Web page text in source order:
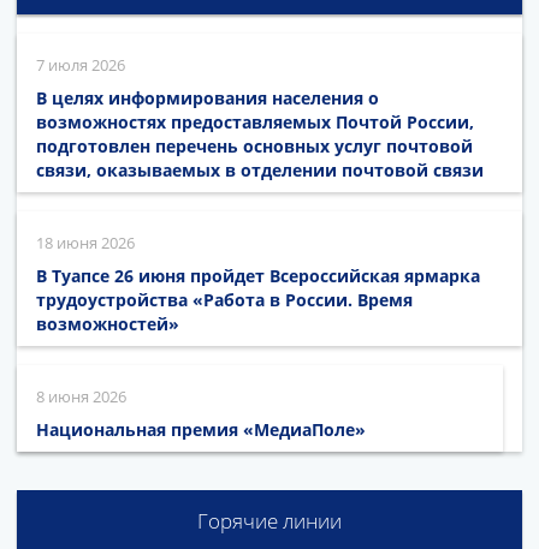
7 июля 2026
В целях информирования населения о
возможностях предоставляемых Почтой России,
подготовлен перечень основных услуг почтовой
связи, оказываемых в отделении почтовой связи
18 июня 2026
В Туапсе 26 июня пройдет Всероссийская ярмарка
трудоустройства «Работа в России. Время
возможностей»
8 июня 2026
Национальная премия «МедиаПоле»
Горячие линии